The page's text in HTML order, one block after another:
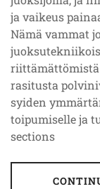
ja vaikeus
Nämä vammat
rasitusta
syiden
toipumiselle ja
sections